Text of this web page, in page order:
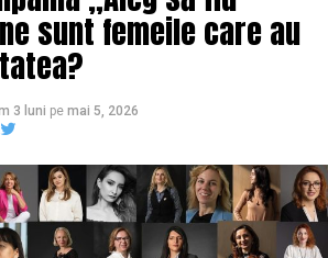
dată înZiarul Incisiv de
Cristinei Tarcea!
scenarii care se bat cap în cap
sunt femeile care au
3 luni pe mai 5, 2026